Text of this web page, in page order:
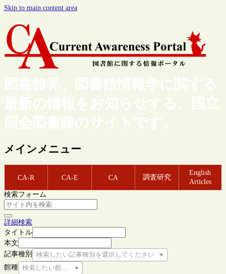
Skip to main content area
図書館界、図書館情報学に関する
最新の情報をお知らせする、国立
国会図書館のサイトです。
メインメニュー
CA-R CA-E CA 調査研究
English
Articles
検索フォーム
詳細検索
タイトル
本文
記事種別
検索したい記事種別を選択してください
館種 検索したい館種を選択してください